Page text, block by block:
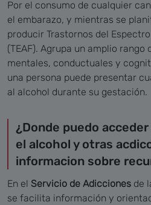
Por el consumo de cualquier
el embarazo, y mientras se
producir Trastornos del
(TEAF). Agrupa un amplio
mentales, conductuales y
una persona puede presentar
al alcohol durante su gestación.
¿Donde puedo
el alcohol y otras
informacion sobre
En el Servicio de Adicciones de
se facilita información y